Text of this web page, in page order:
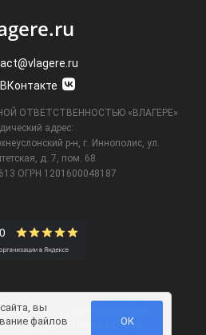
вы
файлов
ОК
ОТВЕТСТВЕННОСТЬЮ «ВЛАГЕРЕ»
адрес:
р-н, г. Иннополис, ул.
д. 7, пом. 68
ОГРН 1201600048187
является публичной офертой.
поддержки8 (495) 374-61-17